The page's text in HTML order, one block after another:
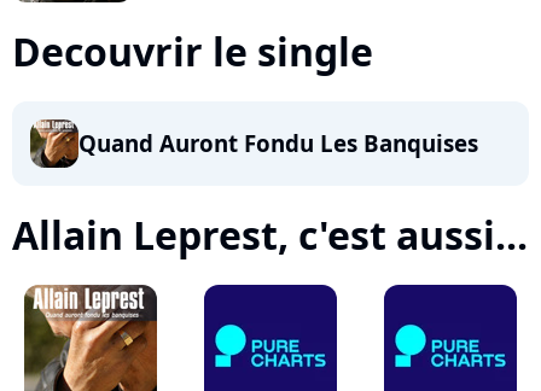
Decouvrir le single
Quand Auront Fondu Les Banquises
Allain Leprest, c'est aussi...